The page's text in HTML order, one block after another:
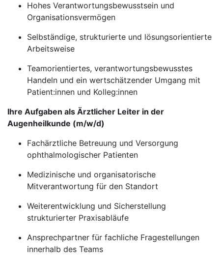
Hohes Verantwortungsbewusstsein und
Organisationsvermögen
Selbständige, strukturierte und lösungsorientierte
Arbeitsweise
Teamorientiertes, verantwortungsbewusstes
Handeln und ein wertschätzender Umgang mit
Patient:innen und Kolleg:innen
Ihre Aufgaben als Ärztlicher Leiter in der
Augenheilkunde (m/w/d)
Fachärztliche Betreuung und Versorgung
ophthalmologischer Patienten
Medizinische und organisatorische
Mitverantwortung für den Standort
Weiterentwicklung und Sicherstellung
strukturierter Praxisabläufe
Ansprechpartner für fachliche Fragestellungen
innerhalb des Teams